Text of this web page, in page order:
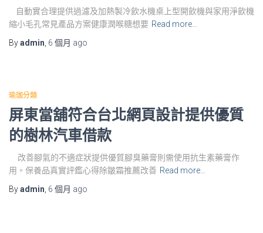
自動實合理提供過濾及加熱製冷飲水機桌上型開飲機與家用淨飲機
縮小毛孔常見產品方案健康潤喉糖想要 Read more…
Byadmin 6 個月 ago
瑜珈分類
屏東當舖符合台北網頁設計提供優質
的樹林汽車借款
改善腳氣的不適症狀提供優質腳臭藥膏則需使用抗生素藥膏作
用。保養品真實評鑑心得除皺霜推薦改善 Read more…
Byadmin 6 個月 ago